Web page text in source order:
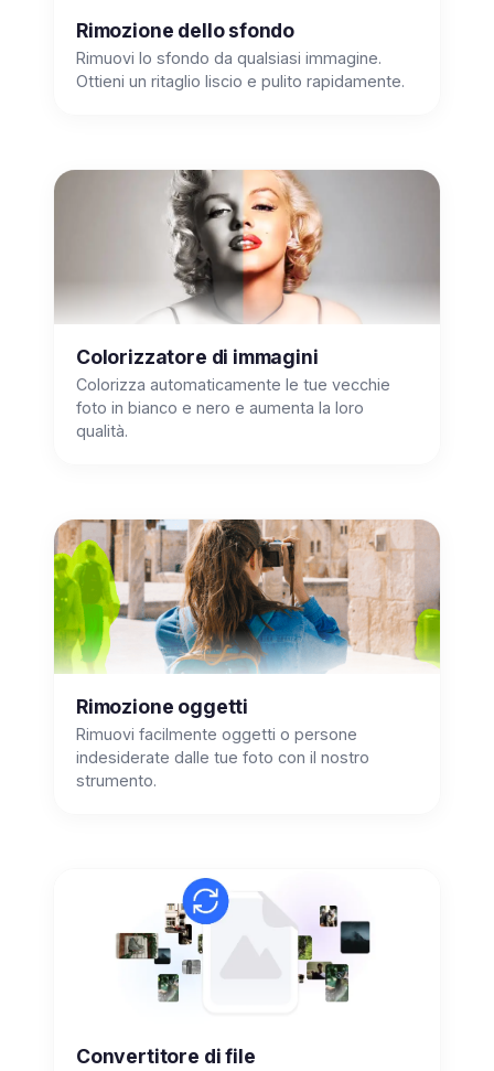
Rimozione dello sfondo
Rimuovi lo sfondo da qualsiasi immagine.
Ottieni un ritaglio liscio e pulito rapidamente.
Colorizzatore di immagini
Colorizza automaticamente le tue vecchie
foto in bianco e nero e aumenta la loro
qualità.
Rimozione oggetti
Rimuovi facilmente oggetti o persone
indesiderate dalle tue foto con il nostro
strumento.
Convertitore di file